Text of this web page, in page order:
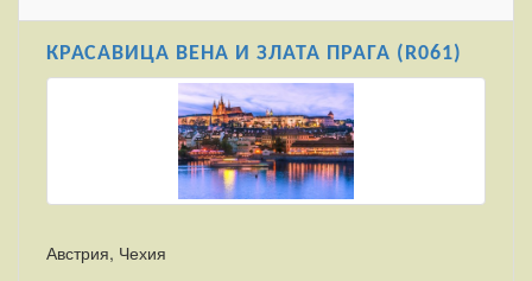
КРАСАВИЦА ВЕНА И ЗЛАТА ПРАГА (R061)
Австрия, Чехия